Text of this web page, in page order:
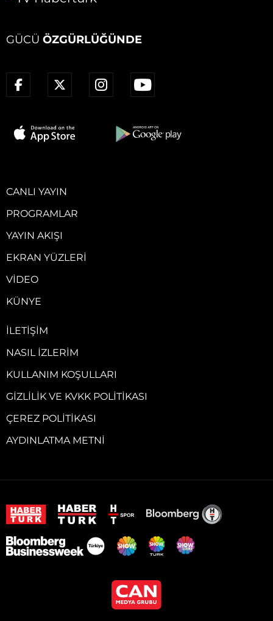
GÜCÜ ÖZGÜRLÜĞÜNDE
CANLI YAYIN
PROGRAMLAR
YAYIN AKIŞI
EKRAN YÜZLERI
VIDEO
KÜNYE
İLETIŞIM
NASIL İZLERIM
KULLANIM KOŞULLARI
GIZLILIK VE KVKK POLITIKASI
ÇEREZ POLITIKASI
AYDINLATMA METNI